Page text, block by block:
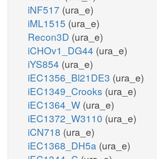
iNF517 (ura_e)
iML1515 (ura_e)
Recon3D (ura_e)
iCHOv1_DG44 (ura_e)
iYS854 (ura_e)
iEC1356_Bl21DE3 (ura_e)
iEC1349_Crooks (ura_e)
iEC1364_W (ura_e)
iEC1372_W3110 (ura_e)
iCN718 (ura_e)
iEC1368_DH5a (ura_e)